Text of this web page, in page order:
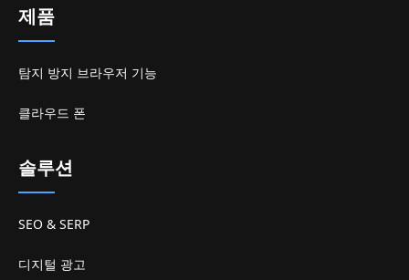
제품
탐지 방지 브라우저 기능
클라우드 폰
솔루션
SEO & SERP
디지털 광고